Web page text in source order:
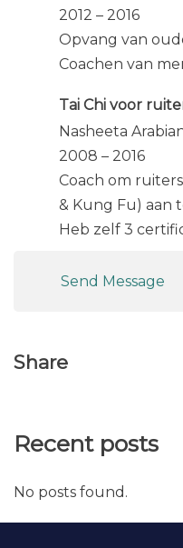
2012 – 2016
Opvang van
Coachen van
Tai Chi voor
Nasheeta
2008 – 2016
Coach om ruiters
& Kung Fu) aan
Heb zelf 3
Send Message
Share
Recent posts
No posts found.